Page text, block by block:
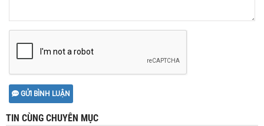
GỬI BÌNH LUẬN
TIN CÙNG CHUYÊN MỤC